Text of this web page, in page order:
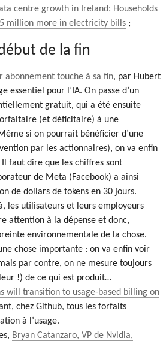
centre growth in Ireland: Households
million more in electricity bills;
de la fin
abonnement touche à sa fin, par Hubert
essentiel pour l’IA. On passe d’un
gratuit, qui a été ensuite
(et déficitaire) à une
si on pourrait bénéficier d’une
par les actionnaires), on va enfin
Il faut dire que les chiffres sont
de Meta (Facebook) a ainsi
de dollars de tokens en 30 jours.
les utilisateurs et leurs employeurs
attention à la dépense et donc,
environnementale de la chose.
chose importante : on va enfin voir
par contre, on ne mesure toujours
!) de ce qui est produit…
will transition to usage-based billing on
chez Github, tous les forfaits
à l’usage.
Bryan Catanzaro, VP de Nvidia,